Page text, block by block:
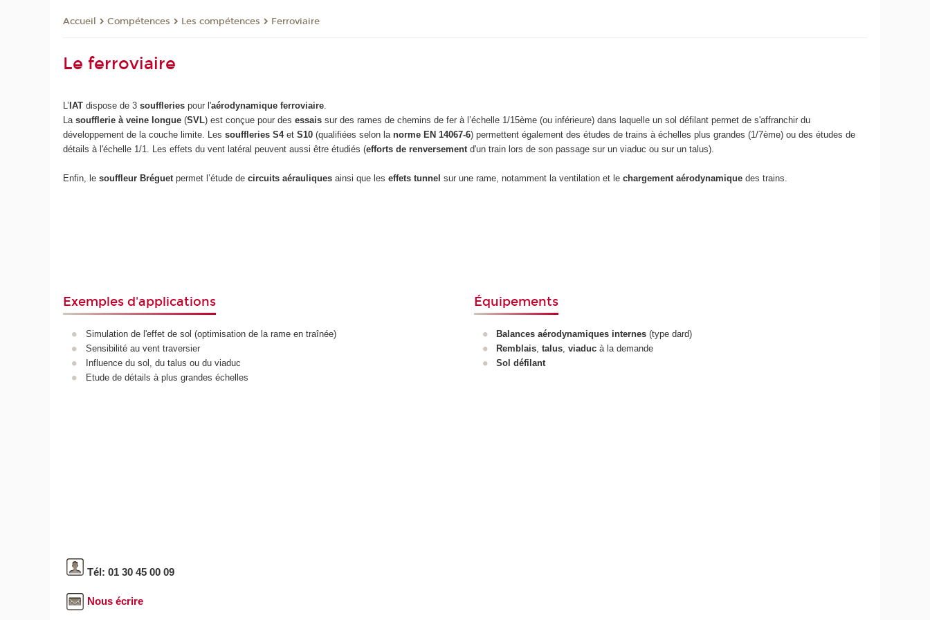
Accueil Compétences Les compétences Ferroviaire
Le ferroviaire
L’IAT dispose de 3souffleriespour l'aérodynamique ferroviaire
Lasoufflerie à veine longue (SVL) est conçue pour desessais sur des rames de chemins de fer à l’échelle 1/15ème (ou inférieure) dans laquelle un sol défilant permet de s'affranchir du
développement de la couche limite. Lessouffleries S4etS10 (qualifiées selon lanorme EN 14067-6) permettent également des études de trains à échelles plus grandes (1/7ème) ou des études de
détails à l'échelle 1/1. Les effets du vent latéral peuvent aussi être étudiés (efforts de renversement d'un train lors de son passage sur un viaduc ou sur un talus).
Enfin, lesouffleur Bréguet permet l’étude decircuits aérauliques ainsi que leseffets tunnel sur une rame, notamment la ventilation et lechargement aérodynamiquedes trains.
Exemples d'applications
Simulation de l'effet de sol (optimisation de la rame en traînée)
Sensibilité au vent traversier
Influence du sol, du talus ou du viaduc
Etude de détails à plus grandes échelles
Équipements
Balances aérodynamiques internes (type dard)
Remblais ,talus ,viaduc à la demande
Sol défilant
Tél: 01 30 45 00 09
Nous écrire